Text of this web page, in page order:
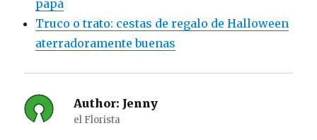
papá
Truco o trato: cestas de regalo de Halloween
aterradoramente buenas
Author: Jenny
el Florista